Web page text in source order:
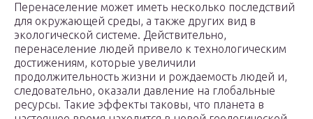
Перенаселение может иметь несколько последствий
для окружающей среды, а также других вид в
экологической системе. Действительно,
перенаселение людей привело к технологическим
достижениям, которые увеличили
продолжительность жизни и рождаемость людей и,
следовательно, оказали давление на глобальные
ресурсы. Такие эффекты таковы, что планета в